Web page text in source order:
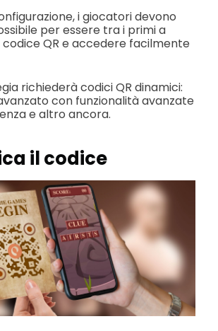
i giocatori devono
per essere tra i primi a
codice QR e accedere facilmente
richiederà codici QR dinamici:
con funzionalità avanzate
e altro ancora.
il codice